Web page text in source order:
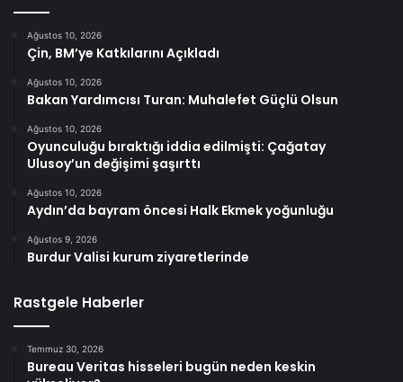
Ağustos 10, 2026
Çin, BM’ye Katkılarını Açıkladı
Ağustos 10, 2026
Bakan Yardımcısı Turan: Muhalefet Güçlü Olsun
Ağustos 10, 2026
Oyunculuğu bıraktığı iddia edilmişti: Çağatay
Ulusoy’un değişimi şaşırttı
Ağustos 10, 2026
Aydın’da bayram öncesi Halk Ekmek yoğunluğu
Ağustos 9, 2026
Burdur Valisi kurum ziyaretlerinde
Rastgele Haberler
Temmuz 30, 2026
Bureau Veritas hisseleri bugün neden keskin